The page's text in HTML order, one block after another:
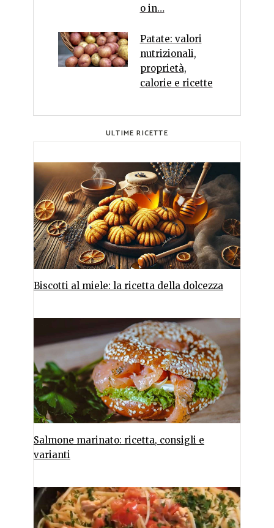
o in…
Patate: valori
nutrizionali,
proprietà,
calorie e ricette
ULTIME RICETTE
Biscotti al miele: la ricetta della dolcezza
Salmone marinato: ricetta, consigli e
varianti